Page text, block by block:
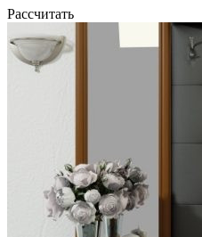
Рассчитать